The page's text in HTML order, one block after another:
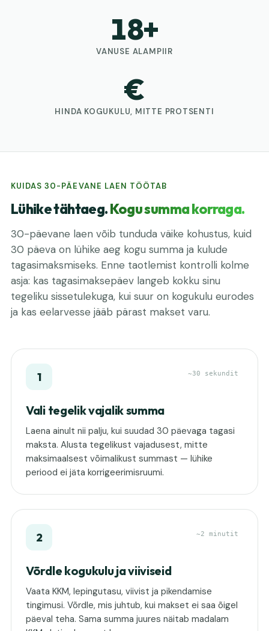
18+
VANUSE ALAMPIIR
€
HINDA KOGUKULU, MITTE PROTSENTI
KUIDAS 30-PÄEVANE LAEN TÖÖTAB
Lühike tähtaeg.Kogu summa korraga.
30-päevane laen võib tunduda väike kohustus, kuid
30 päeva on lühike aeg kogu summa ja kulude
tagasimaksmiseks. Enne taotlemist kontrolli kolme
asja: kas tagasimaksepäev langeb kokku sinu
tegeliku sissetulekuga, kui suur on kogukulu eurodes
ja kas eelarvesse jääb pärast makset varu.
~30 sekundit
1
Vali tegelik vajalik summa
Laena ainult nii palju, kui suudad 30 päevaga tagasi
maksta. Alusta tegelikust vajadusest, mitte
maksimaalsest võimalikust summast — lühike
periood ei jäta korrigeerimisruumi.
~2 minutit
2
Võrdle kogukulu ja viiviseid
Vaata KKM, lepingutasu, viivist ja pikendamise
tingimusi. Võrdle, mis juhtub, kui makset ei saa õigel
päeval teha. Sama summa juures näitab madalam